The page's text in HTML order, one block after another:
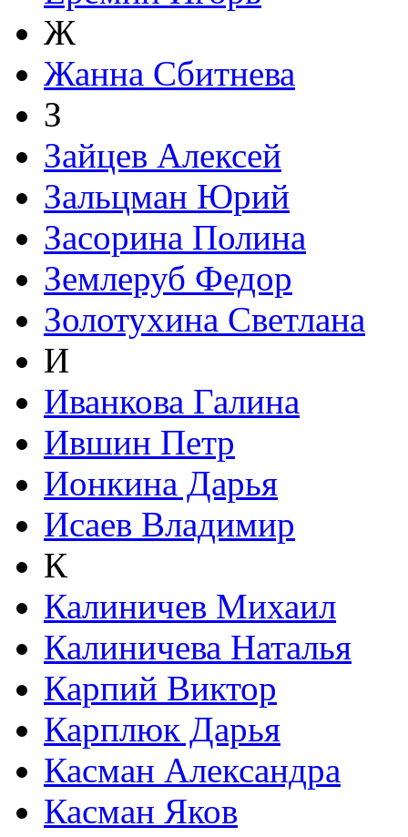
Ж
Жанна Сбитнева
З
Зайцев Алексей
Зальцман Юрий
Засорина Полина
Землеруб Федор
Золотухина Светлана
И
Иванкова Галина
Ившин Петр
Ионкина Дарья
Исаев Владимир
К
Калиничев Михаил
Калиничева Наталья
Карпий Виктор
Карплюк Дарья
Касман Александра
Касман Яков